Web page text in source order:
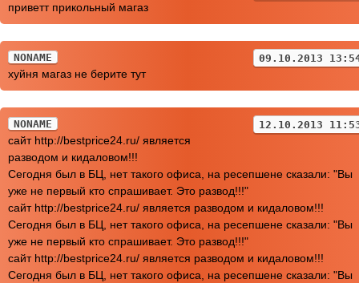
приветт прикольный магаз
NONAME 09.10.2013
хуйня магаз не берите тут
NONAME 12.10.2013
сайт http://bestprice24.ru/ является
разводом и кидаловом!!!
Сегодня был в БЦ, нет такого офиса, на ресепшене сказали: "Вы
уже не первый кто спрашивает. Это развод!!!"
сайт http://bestprice24.ru/ является разводом и кидаловом!!!
Сегодня был в БЦ, нет такого офиса, на ресепшене сказали: "Вы
уже не первый кто спрашивает. Это развод!!!"
сайт http://bestprice24.ru/ является разводом и кидаловом!!!
Сегодня был в БЦ, нет такого офиса, на ресепшене сказали: "Вы